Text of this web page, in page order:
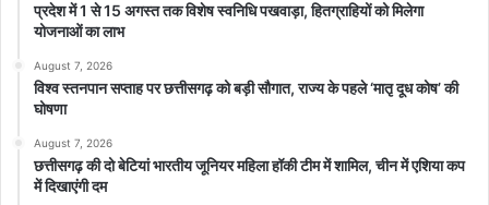
प्रदेश में 1 से 15 अगस्त तक विशेष स्वनिधि पखवाड़ा, हितग्राहियों को मिलेगा
योजनाओं का लाभ
August 7, 2026
विश्व स्तनपान सप्ताह पर छत्तीसगढ़ को बड़ी सौगात, राज्य के पहले ‘मातृ दूध कोष’ की
घोषणा
August 7, 2026
छत्तीसगढ़ की दो बेटियां भारतीय जूनियर महिला हॉकी टीम में शामिल, चीन में एशिया कप
में दिखाएंगी दम